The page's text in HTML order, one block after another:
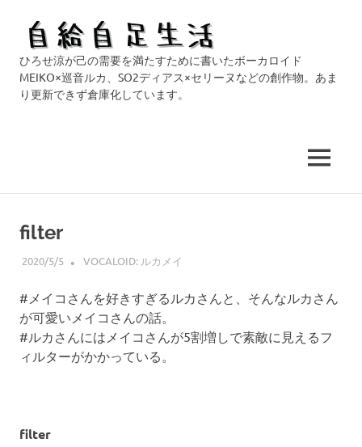
給
生
ひろせ涼が己の需要を満たすために書いたボーカロイド
MEIKO×巡音ルカ、SO2ディアス×セリーヌなどの創作物。あま
り更新できず倉庫化しています。
MENU
filter
2020/5/5 HIROSERYO
VOCALOID: ルカメイ
#メイコさんを好きすぎるルカさんと、そんなルカさん
が可愛いメイコさんの話。
#ルカさんにはメイコさんが5割増しで素敵に見えるフ
ィルターがかかっている。
filter